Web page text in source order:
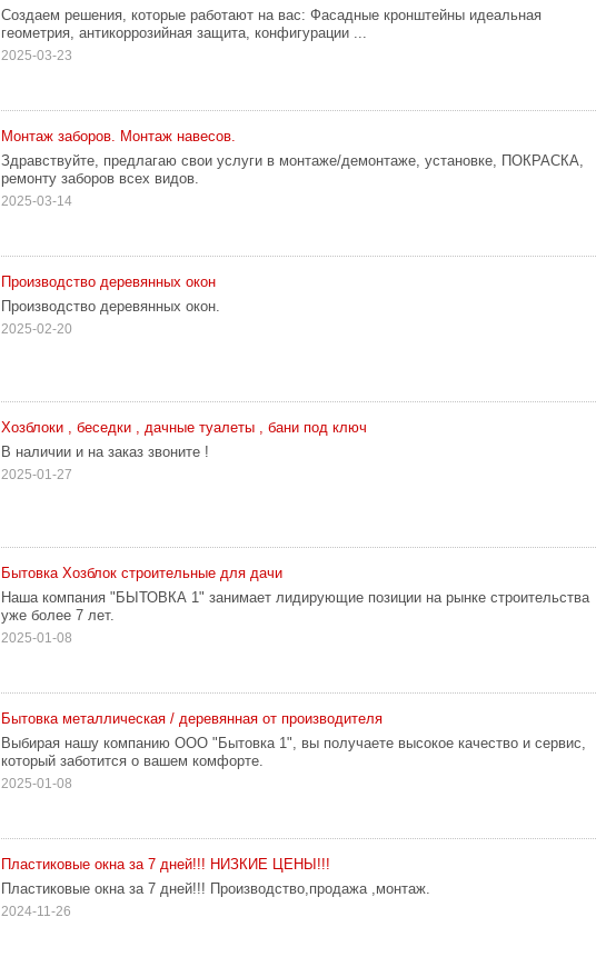
Создаем решения, которые работают на вас: Фасадные кронштейны идеальная
геометрия, антикоррозийная защита, конфигурации ...
2025-03-23
Монтаж заборов. Монтаж навесов.
Здравствуйте, предлагаю свои услуги в монтаже/демонтаже, установке, ПОКРАСКА,
ремонту заборов всех видов.
2025-03-14
Производство деревянных окон
Производство деревянных окон.
2025-02-20
Хозблоки , беседки , дачные туалеты , бани под ключ
В наличии и на заказ звоните !
2025-01-27
Бытовка Хозблок строительные для дачи
Наша компания "БЫТОВКА 1" занимает лидирующие позиции на рынке строительства
уже более 7 лет.
2025-01-08
Бытовка металлическая / деревянная от производителя
Выбирая нашу компанию ООО "Бытовка 1", вы получаете высокое качество и сервис,
который заботится о вашем комфорте.
2025-01-08
Пластиковые окна за 7 дней!!! НИЗКИЕ ЦЕНЫ!!!
Пластиковые окна за 7 дней!!! Производство,продажа ,монтаж.
2024-11-26